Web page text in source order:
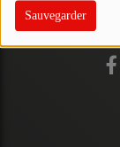
Sauvegarder
PARTICIPEZ
JEUX CONCOURS